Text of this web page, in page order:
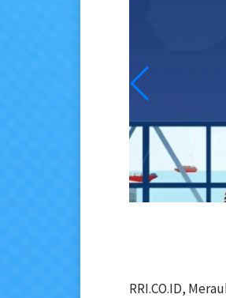
RRI.CO.ID,